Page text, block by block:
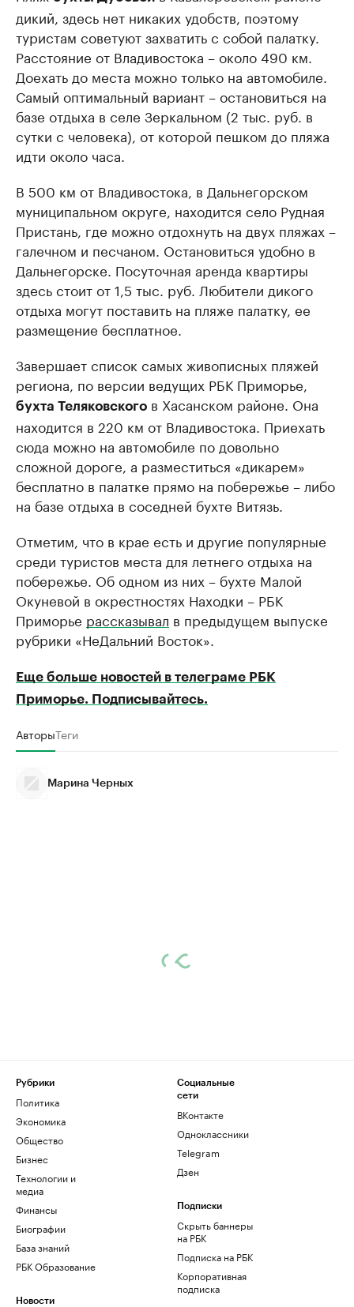
дикий, здесь нет никаких удобств, поэтому
туристам советуют захватить с собой палатку.
Расстояние от Владивостока – около 490 км.
Доехать до места можно только на автомобиле.
Самый оптимальный вариант – остановиться на
базе отдыха в селе Зеркальном (2 тыс. руб. в
сутки с человека), от которой пешком до пляжа
идти около часа.
В 500 км от Владивостока, в Дальнегорском
муниципальном округе, находится село Рудная
Пристань, где можно отдохнуть на двух пляжах –
галечном и песчаном. Остановиться удобно в
Дальнегорске. Посуточная аренда квартиры
здесь стоит от 1,5 тыс. руб. Любители дикого
отдыха могут поставить на пляже палатку, ее
размещение бесплатное.
Завершает список самых живописных пляжей
региона, по версии ведущих РБК Приморье,
бухта Теляковского в Хасанском районе. Она
находится в 220 км от Владивостока. Приехать
сюда можно на автомобиле по довольно
сложной дороге, а разместиться «дикарем»
бесплатно в палатке прямо на побережье – либо
на базе отдыха в соседней бухте Витязь.
Отметим, что в крае есть и другие популярные
среди туристов места для летнего отдыха на
побережье. Об одном из них – бухте Малой
Окуневой в окрестностях Находки – РБК
Приморье рассказывал в предыдущем выпуске
рубрики «НеДальний Восток».
Еще больше новостей в телеграме РБК
Приморье. Подписывайтесь.
АвторыТеги
Марина Черных
Рубрики
Политика
Экономика
Общество
Бизнес
Технологии и
медиа
Финансы
Биографии
База знаний
РБК Образование
Новости
Социальные
сети
ВКонтакте
Одноклассники
Telegram
Дзен
Подписки
Скрыть баннеры
на РБК
Подписка на РБК
Корпоративная
подписка